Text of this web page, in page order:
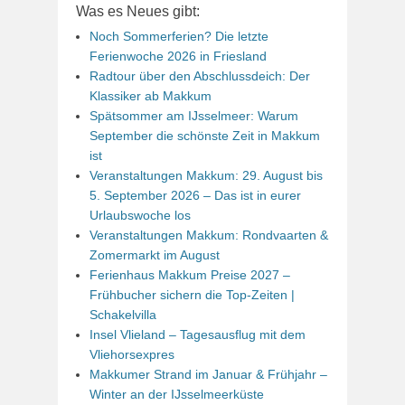
Was es Neues gibt:
Noch Sommerferien? Die letzte
Ferienwoche 2026 in Friesland
Radtour über den Abschlussdeich: Der
Klassiker ab Makkum
Spätsommer am IJsselmeer: Warum
September die schönste Zeit in Makkum
ist
Veranstaltungen Makkum: 29. August bis
5. September 2026 – Das ist in eurer
Urlaubswoche los
Veranstaltungen Makkum: Rondvaarten &
Zomermarkt im August
Ferienhaus Makkum Preise 2027 –
Frühbucher sichern die Top-Zeiten |
Schakelvilla
Insel Vlieland – Tagesausflug mit dem
Vliehorsexpres
Makkumer Strand im Januar & Frühjahr –
Winter an der IJsselmeerküste